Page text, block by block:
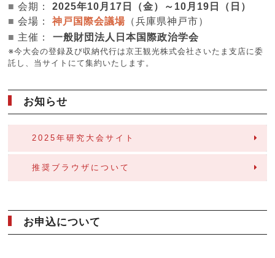
■ 会期：
2025年10月17日（金）～10月19日（日）
■ 会場： 神戸国際会議場 （兵庫県神戸市）
■ 主催： 一般財団法人日本国際政治学会
※今大会の登録及び収納代行は京王観光株式会社さいたま支店に委
託し、当サイトにて集約いたします。
お知らせ
2025年研究大会サイト
推奨ブラウザについて
お申込について